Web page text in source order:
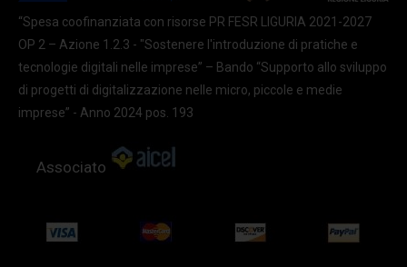
“Spesa coofinanziata con risorse PR FESR LIGURIA 2021-2027
OP 2 – Azione 1.2.3 - "Sostenere l'introduzione di pratiche e
tecnologie digitali nelle imprese” – Bando “Supporto allo sviluppo
di progetti di digitalizzazione nelle micro, piccole e medie
imprese” - Anno 2024 pos. 193
Associato